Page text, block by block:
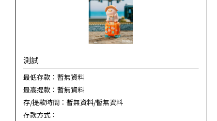
測試
最低存款：暫無資料
最高提款：暫無資料
存/提款時間：暫無資料/暫無資料
存款方式：